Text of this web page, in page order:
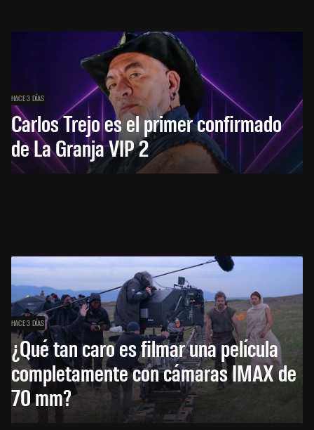
HACE 3 DÍAS
Carlos Trejo es el primer confirmado
de La Granja VIP 2
HACE 3 DÍAS
¿Qué tan caro es filmar una película
completamente con cámaras IMAX de
70 mm?